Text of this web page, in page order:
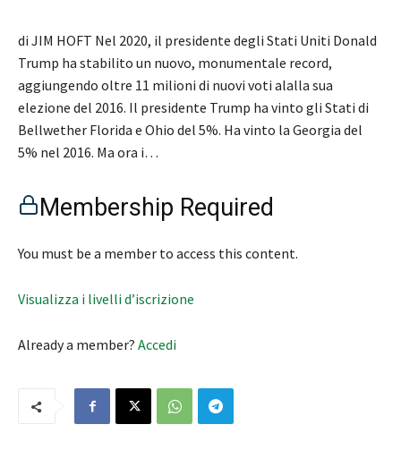
di JIM HOFT Nel 2020, il presidente degli Stati Uniti Donald
Trump ha stabilito un nuovo, monumentale record,
aggiungendo oltre 11 milioni di nuovi voti alalla sua
elezione del 2016. Il presidente Trump ha vinto gli Stati di
Bellwether Florida e Ohio del 5%. Ha vinto la Georgia del
5% nel 2016. Ma ora i…
Membership Required
You must be a member to access this content.
Visualizza i livelli d’iscrizione
Already a member? Accedi